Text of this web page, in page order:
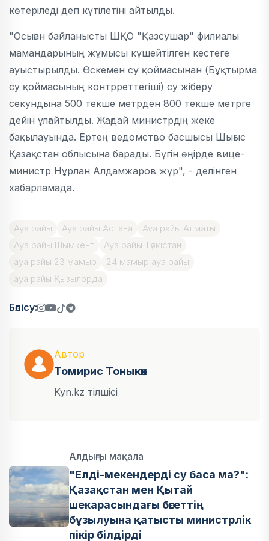
көтеріледі деп күтілетіні айтылды.
"Осыған байланысты ШҚО "Қазсушар" филиалы
мамандарының жұмысы күшейтілген кестеге
ауыстырылды. Өскемен су қоймасынан (Бұқтырма
су қоймасының контрреттегіші) су жіберу
секундына 500 текше метрден 800 текше метрге
дейін ұлғайтылды. Жағдай министрдің жеке
бақылауында. Ертең ведомство басшысы Шығыс
Қазақстан облысына барады. Бүгін өңірде вице-
министр Нұрлан Алдамжаров жүр", - делінген
хабарламада.
Ауа райы Ауа райы Астана
Ауа райы Алматы
Ауа райы Шымкент
Ауа райы Түркістан
ауа райы 23 мамыр
24 мамыр ауа райы
ауа райы Қызылорда
Бөлісу:
Автор
Томирис Тоныкөк
Kyn.kz тілшісі
Алдыңғы мақала
"Елді-мекендерді су баса ма?":
Қазақстан мен Қытай
шекарасындағы бөгеттің
бұзылуына қатысты министрлік
пікір білдірді